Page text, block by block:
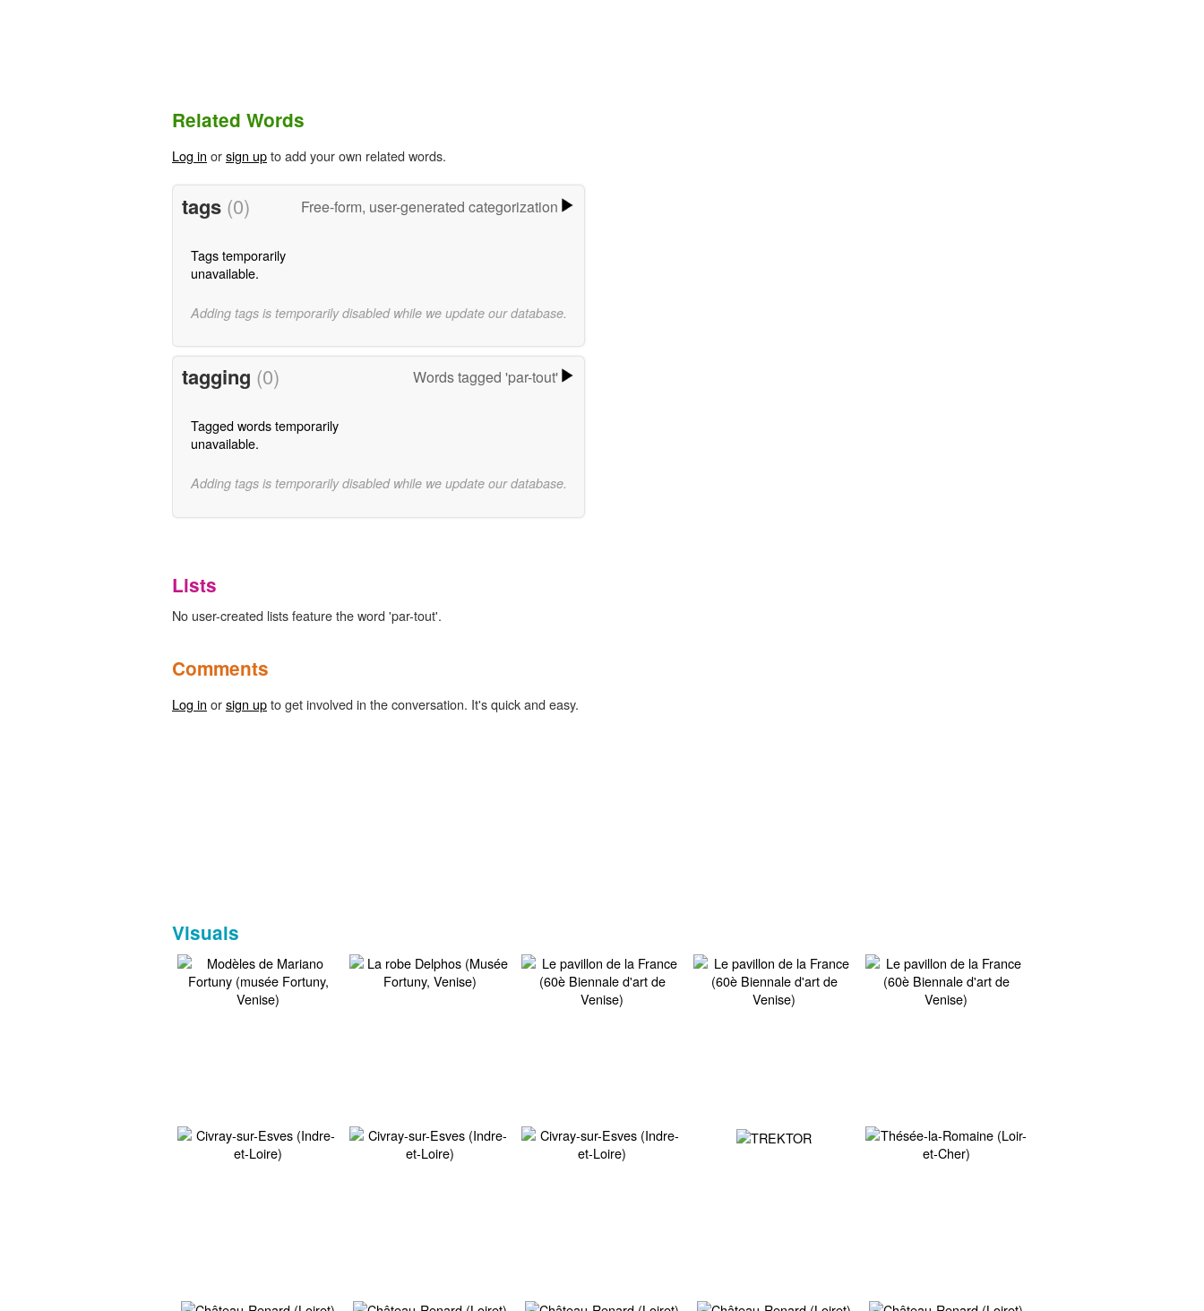
Related Words
Log in orsign upto add your own related words.
tags (0) Free-form, user-generated categorization
Tags temporarily
unavailable.
Adding tags is temporarily disabled while we update our database.
tagging (0) Words tagged 'par-tout'
Tagged words temporarily
unavailable.
Adding tags is temporarily disabled while we update our database.
Lists
No user-created lists feature the word 'par-tout'.
Comments
Log in orsign upto get involved in the conversation. It's quick and easy.
Visuals